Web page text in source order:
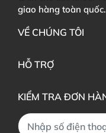
giao hàng toàn quốc.
VỀ CHÚNG TÔI
HỖ TRỢ
KIỂM TRA ĐƠN